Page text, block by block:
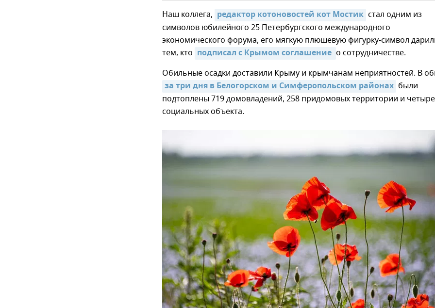
Наш коллега, редактор котоновостей кот Мостик стал одним из
символов юбилейного 25 Петербургского международного
экономического форума, его мягкую плюшевую фигурку-символ
тем, кто подписал с Крымом соглашение о сотрудничестве.
Обильные осадки доставили Крыму и крымчанам неприятностей. В
за три дня в Белогорском и Симферопольском районах были
подтоплены 719 домовладений, 258 придомовых территории и четыре
социальных объекта.